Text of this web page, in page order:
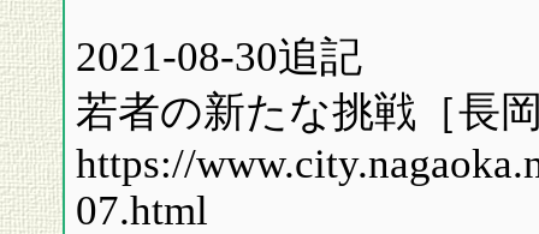
2021-08-30追記
若者の新たな挑戦［長
https://
07.html